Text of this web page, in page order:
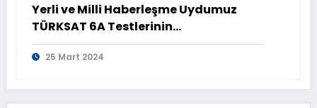
Yerli ve Milli Haberleşme Uydumuz
TÜRKSAT 6A Testlerinin
Tamamlanmasının Ardından
Görüntülendi
25 Mart 2024